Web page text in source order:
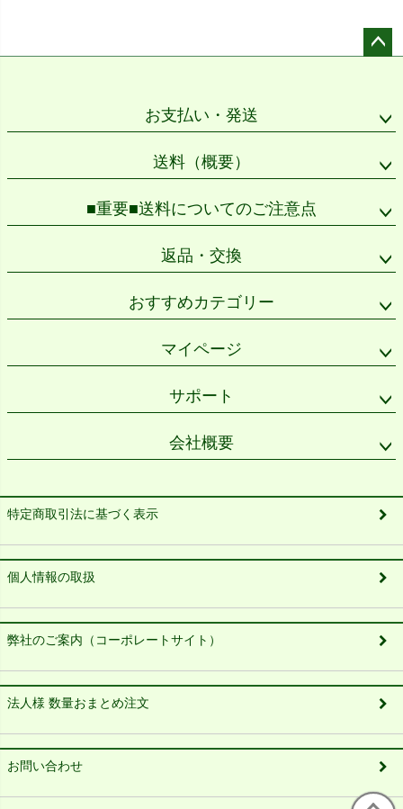
お支払い・発送
送料（概要）
■重要■送料についてのご注意点
返品・交換
おすすめカテゴリー
マイページ
サポート
会社概要
特定商取引法に基づく表示
個人情報の取扱
弊社のご案内（コーポレートサイト）
法人様 数量おまとめ注文
お問い合わせ